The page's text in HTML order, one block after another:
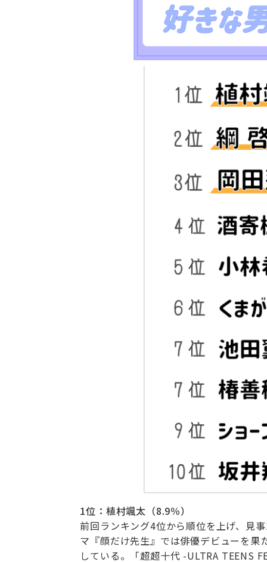
1位：植村颯太（8.9％）
前回ランキング4位から順位を上げ、見
マ『顔だけ先生』では俳優デビューを果
している。「超超十代 -ULTRA TEENS